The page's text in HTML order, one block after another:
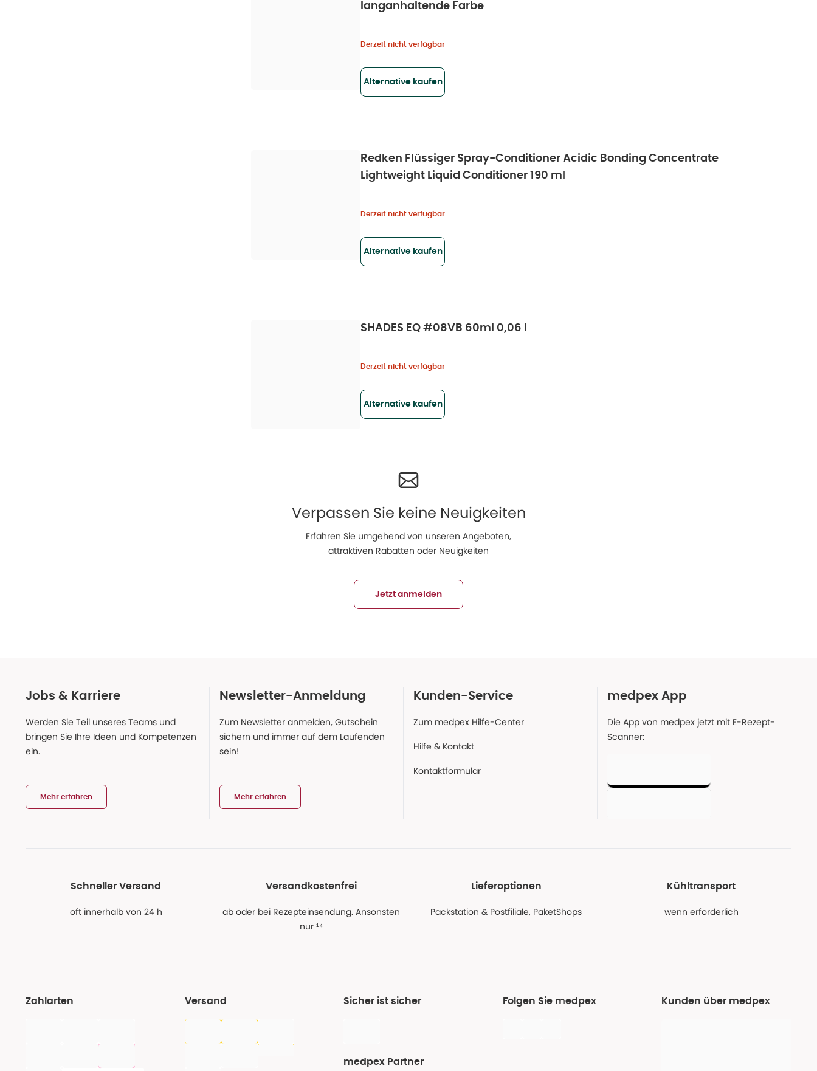
langanhaltende Farbe
Derzeit nicht verfügbar
Alternative kaufen
Redken Flüssiger Spray-Conditioner Acidic Bonding Concentrate
Lightweight Liquid Conditioner 190 ml
Derzeit nicht verfügbar
Alternative kaufen
SHADES EQ #08VB 60ml 0,06 l
Derzeit nicht verfügbar
Alternative kaufen
Verpassen Sie keine Neuigkeiten
Erfahren Sie umgehend von unseren Angeboten,
attraktiven Rabatten oder Neuigkeiten
Jetzt anmelden
Jobs & Karriere
Werden Sie Teil unseres Teams und
bringen Sie Ihre Ideen und Kompetenzen
ein.
Mehr erfahren
Newsletter-Anmeldung
Zum Newsletter anmelden, Gutschein
sichern und immer auf dem Laufenden
sein!
Mehr erfahren
Kunden-Service
Zum medpex Hilfe-Center
Hilfe & Kontakt
Kontaktformular
medpex App
Die App von medpex jetzt mit E-Rezept-
Scanner:
Schneller Versand
oft innerhalb von 24 h
Versandkostenfrei
ab oder bei Rezepteinsendung. Ansonsten
nur ¹⁴
Lieferoptionen
Packstation & Postfiliale, PaketShops
Kühltransport
wenn erforderlich
Zahlarten Versand Sicher ist sicher
medpex Partner
Folgen Sie medpex Kunden über medpex